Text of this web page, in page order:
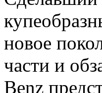
новое
части и
Benz